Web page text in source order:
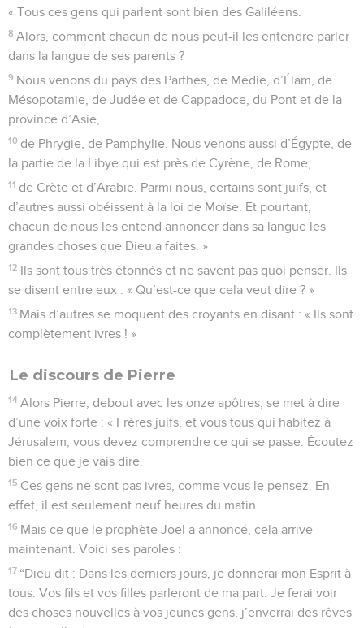
« Tous ces gens qui parlent sont bien des Galiléens.
8 Alors, comment chacun de nous peut-il les entendre parler
dans la langue de ses parents ?
9 Nous venons du pays des Parthes, de Médie, d’Élam, de
Mésopotamie, de Judée et de Cappadoce, du Pont et de la
province d’Asie,
10 de Phrygie, de Pamphylie. Nous venons aussi d’Égypte, de
la partie de la Libye qui est près de Cyrène, de Rome,
11 de Crète et d’Arabie. Parmi nous, certains sont juifs, et
d’autres aussi obéissent à la loi de Moïse. Et pourtant,
chacun de nous les entend annoncer dans sa langue les
grandes choses que Dieu a faites. »
12 Ils sont tous très étonnés et ne savent pas quoi penser. Ils
se disent entre eux : « Qu’est-ce que cela veut dire ? »
13 Mais d’autres se moquent des croyants en disant : « Ils sont
complètement ivres ! »
Le discours de Pierre
14 Alors Pierre, debout avec les onze apôtres, se met à dire
d’une voix forte : « Frères juifs, et vous tous qui habitez à
Jérusalem, vous devez comprendre ce qui se passe. Écoutez
bien ce que je vais dire.
15 Ces gens ne sont pas ivres, comme vous le pensez. En
effet, il est seulement neuf heures du matin.
16 Mais ce que le prophète Joël a annoncé, cela arrive
maintenant. Voici ses paroles :
17 “Dieu dit : Dans les derniers jours, je donnerai mon Esprit à
tous. Vos fils et vos filles parleront de ma part. Je ferai voir
des choses nouvelles à vos jeunes gens, j’enverrai des rêves